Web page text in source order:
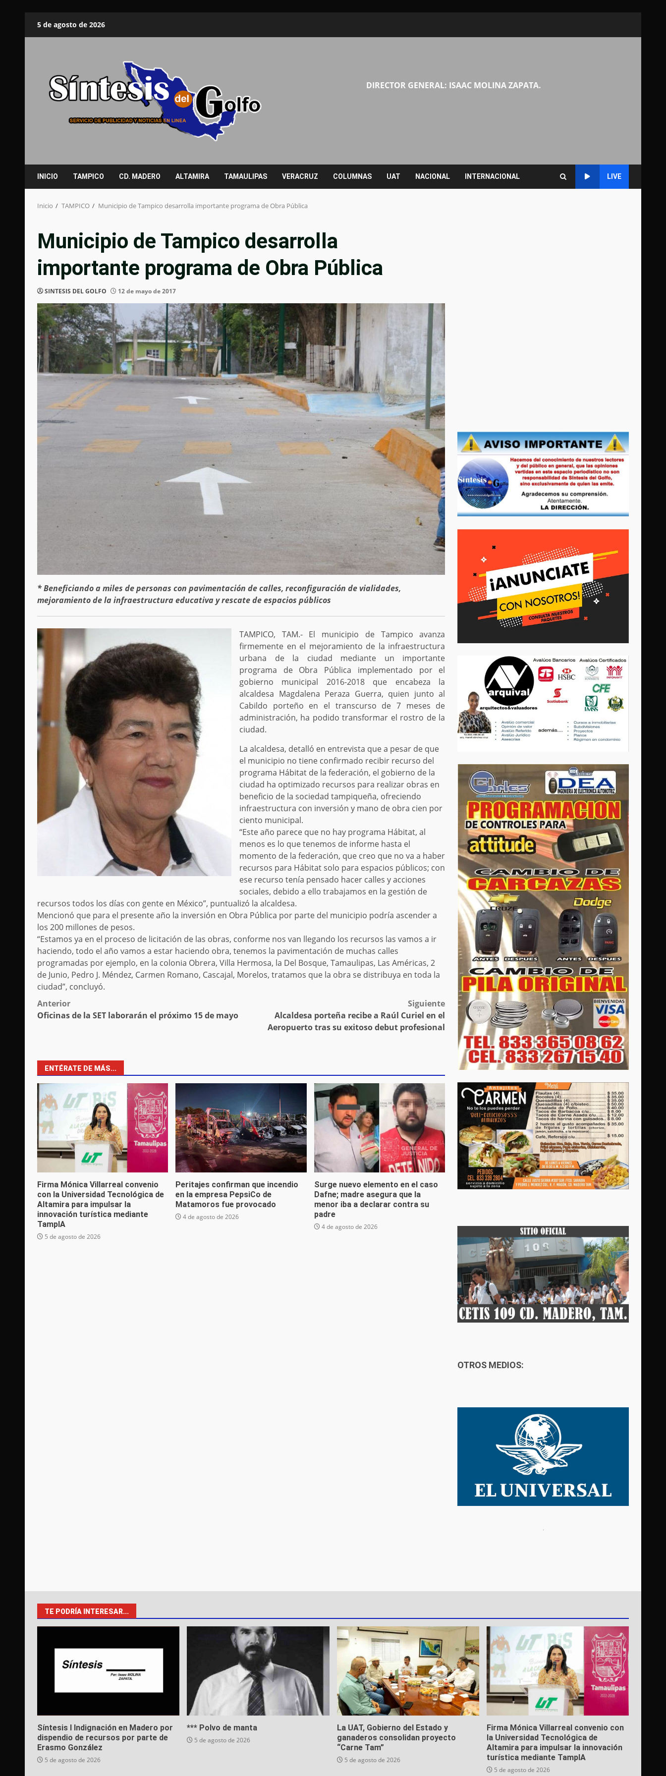
5 de agosto de 2026
DIRECTOR GENERAL: ISAAC MOLINA ZAPATA.
INICIO TAMPICO CD. MADERO ALTAMIRA TAMAULIPAS VERACRUZ COLUMNAS UAT NACIONAL INTERNACIONAL LIVE
Inicio TAMPICO Municipio de Tampico desarrolla importante programa de Obra Pública
Municipio de Tampico desarrolla
importante programa de Obra Pública
SINTESIS DEL GOLFO 12 de mayo de 2017
* Beneficiando a miles de personas con pavimentación de calles, reconfiguración de vialidades,
mejoramiento de la infraestructura educativa y rescate de espacios públicos
TAMPICO, TAM.- El municipio de Tampico avanza
firmemente en el mejoramiento de la infraestructura
urbana de la ciudad mediante un importante
programa de Obra Pública implementado por el
gobierno municipal 2016-2018 que encabeza la
alcaldesa Magdalena Peraza Guerra, quien junto al
Cabildo porteño en el transcurso de 7 meses de
administración, ha podido transformar el rostro de la
ciudad.
La alcaldesa, detalló en entrevista que a pesar de que
el municipio no tiene confirmado recibir recurso del
programa Hábitat de la federación, el gobierno de la
ciudad ha optimizado recursos para realizar obras en
beneficio de la sociedad tampiqueña, ofreciendo
infraestructura con inversión y mano de obra cien por
ciento municipal.
“Este año parece que no hay programa Hábitat, al
menos es lo que tenemos de informe hasta el
momento de la federación, que creo que no va a haber
recursos para Hábitat solo para espacios públicos; con
ese recurso tenía pensado hacer calles y acciones
sociales, debido a ello trabajamos en la gestión de
recursos todos los días con gente en México”, puntualizó la alcaldesa.
Mencionó que para el presente año la inversión en Obra Pública por parte del municipio podría ascender a
los 200 millones de pesos.
“Estamos ya en el proceso de licitación de las obras, conforme nos van llegando los recursos las vamos a ir
haciendo, todo el año vamos a estar haciendo obra, tenemos la pavimentación de muchas calles
programadas por ejemplo, en la colonia Obrera, Villa Hermosa, la Del Bosque, Tamaulipas, Las Américas, 2
de Junio, Pedro J. Méndez, Carmen Romano, Cascajal, Morelos, tratamos que la obra se distribuya en toda la
ciudad”, concluyó.
Post
Anterior
Oficinas de la SET laborarán el próximo 15 de mayo
Siguiente
Alcaldesa porteña recibe a Raúl Curiel en el
Aeropuerto tras su exitoso debut profesional
ENTÉRATE DE MÁS...
Firma Mónica Villarreal convenio
con la Universidad Tecnológica de
Altamira para impulsar la
innovación turística mediante
TampIA
5 de agosto de 2026
Peritajes confirman que incendio
en la empresa PepsiCo de
Matamoros fue provocado
4 de agosto de 2026
Surge nuevo elemento en el caso
Dafne; madre asegura que la
menor iba a declarar contra su
padre
4 de agosto de 2026
OTROS MEDIOS:
TE PODRÍA INTERESAR...
Síntesis I Indignación en Madero por
dispendio de recursos por parte de
Erasmo González
5 de agosto de 2026
*** Polvo de manta
5 de agosto de 2026
La UAT, Gobierno del Estado y
ganaderos consolidan proyecto
“Carne Tam”
5 de agosto de 2026
Firma Mónica Villarreal convenio con
la Universidad Tecnológica de
Altamira para impulsar la innovación
turística mediante TampIA
5 de agosto de 2026